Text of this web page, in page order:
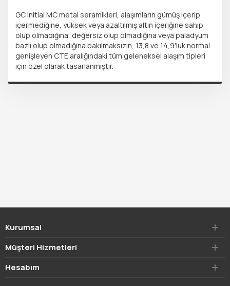
GC Initial MC metal seramikleri, alaşımların gümüş içerip
içermediğine, yüksek veya azaltılmış altın içeriğine sahip
olup olmadığına, değersiz olup olmadığına veya paladyum
bazlı olup olmadığına bakılmaksızın, 13,8 ve 14,9'luk normal
genişleyen CTE aralığındaki tüm geleneksel alaşım tipleri
için özel olarak tasarlanmıştır.
Kurumsal
Müşteri Hizmetleri
Hesabım